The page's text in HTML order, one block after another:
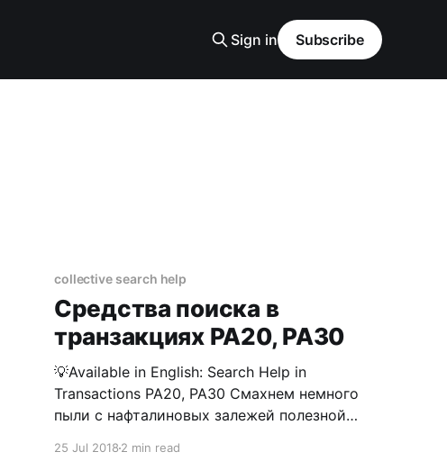
Sign in Subscribe
collective search help
Средства поиска в
транзакциях PA20, PA30
💡Available in English: Search Help in
Transactions PA20, PA30 Смахнем немного
пыли с нафталиновых залежей полезной
25 Jul 20182 min read